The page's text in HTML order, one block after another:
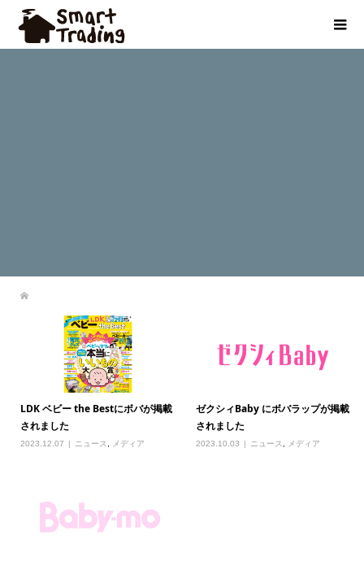
LDK ベビー the Bestにボバが掲載
されました
2023.12.07 ニュース, メディア
ゼクシィBaby にボバラップが掲載
されました
2023.10.03 ニュース, メディア